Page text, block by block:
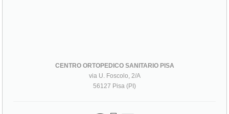
CENTRO ORTOPEDICO SANITARIO PISA
via U. Foscolo, 2/A
56127 Pisa (PI)